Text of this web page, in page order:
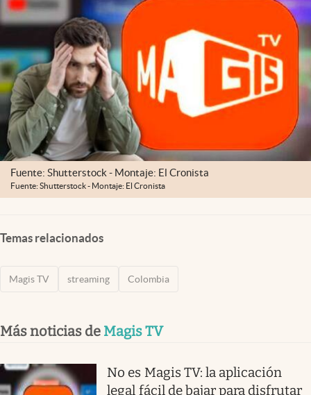
Fuente: Shutterstock - Montaje: El Cronista
Fuente: Shutterstock - Montaje: El Cronista
Temas relacionados
Magis TV streaming Colombia
Más noticias de Magis TV
No es Magis TV: la aplicación
legal fácil de bajar para disfrutar